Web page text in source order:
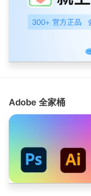
Adobe 全家桶